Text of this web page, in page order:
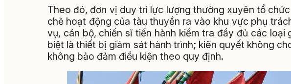
Theo đó, đơn vị duy trì lực lượng thường xuyên tổ
chẽ hoạt động của tàu thuyền ra vào khu vực phụ
vụ, cán bộ, chiến sĩ tiến hành kiểm tra đầy đủ các
biệt là thiết bị giám sát hành trình; kiên quyết không
không bảo đảm điều kiện theo quy định.